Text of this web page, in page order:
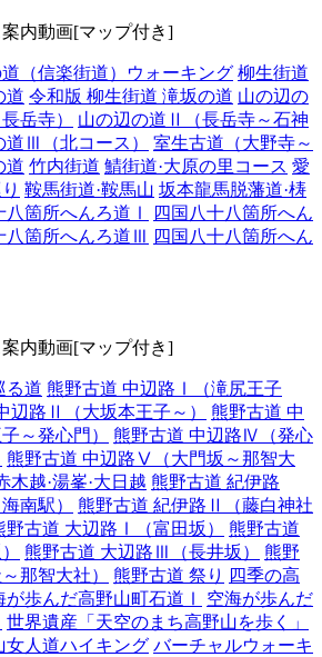
内動画[マップ付き]
（信楽街道）ウォーキング 柳生街道
道 令和版 柳生街道 滝坂の道 山の辺の
岳寺）
山の辺の道Ⅱ（長岳寺～石神
道Ⅲ（北コース）
室生古道（大野寺～
道 竹内街道 鯖街道·大原の里コース 愛
鞍馬街道·鞍馬山 坂本龍馬脱藩道·梼
八箇所へんろ道Ⅰ
四国八十八箇所へん
八箇所へんろ道Ⅲ 四国八十八箇所へん
内動画[マップ付き]
る道 熊野古道 中辺路Ⅰ（滝尻王子
辺路Ⅱ（大坂本王子～）
熊野古道 中
～発心門）
熊野古道 中辺路Ⅳ（発心
熊野古道 中辺路Ⅴ（大門坂～那智大
木越·湯峯·大日越 熊野古道 紀伊路
南駅）
熊野古道 紀伊路Ⅱ（藤白神社
野古道 大辺路Ⅰ（富田坂）
熊野古道
熊野古道 大辺路Ⅲ（長井坂）
熊野
那智大社）
熊野古道 祭り
四季の高
が歩んだ高野山町石道Ⅰ
空海が歩んだ
世界遺産「天空のまち高野山を歩く」
女人道ハイキング バーチャルウォーキ